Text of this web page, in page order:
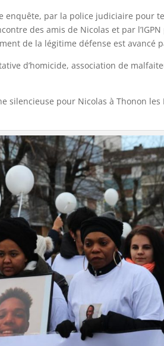
par la police judiciaire pour
des amis de Nicolas et par
de la légitime défense est avancé
d’homicide, association de
silencieuse pour Nicolas à Thonon les